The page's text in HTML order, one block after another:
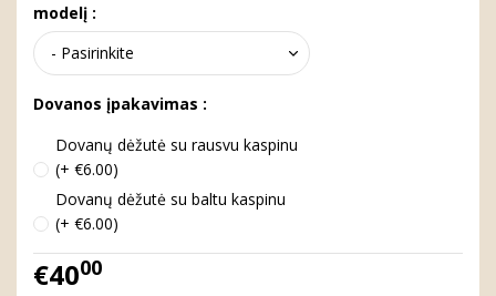
modelį :
Dovanos įpakavimas :
Dovanų dėžutė su rausvu kaspinu
(+ €6.00)
Dovanų dėžutė su baltu kaspinu
(+ €6.00)
€4000